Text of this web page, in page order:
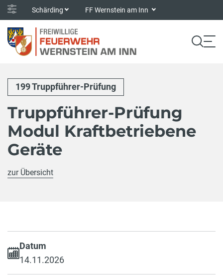
Schärding FF Wernstein am Inn
199 Truppführer-Prüfung
Truppführer-Prüfung
Modul Kraftbetriebene
Geräte
zur Übersicht
Datum
14.11.2026